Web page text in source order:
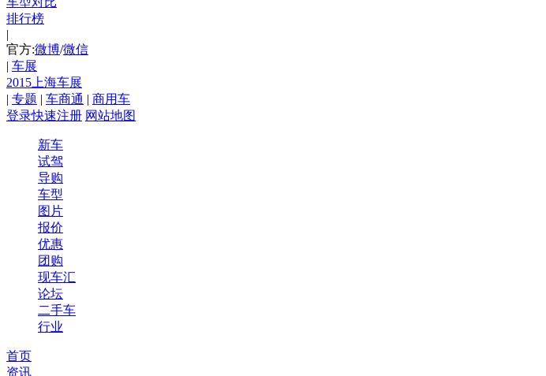
排行榜
|
官方:微博/微信
| 车展
2015上海车展
| 专题 | 车商通 | 商用车
登录快速注册 网站地图
新车
试驾
导购
车型
图片
报价
优惠
团购
现车汇
论坛
二手车
行业
首页
资讯